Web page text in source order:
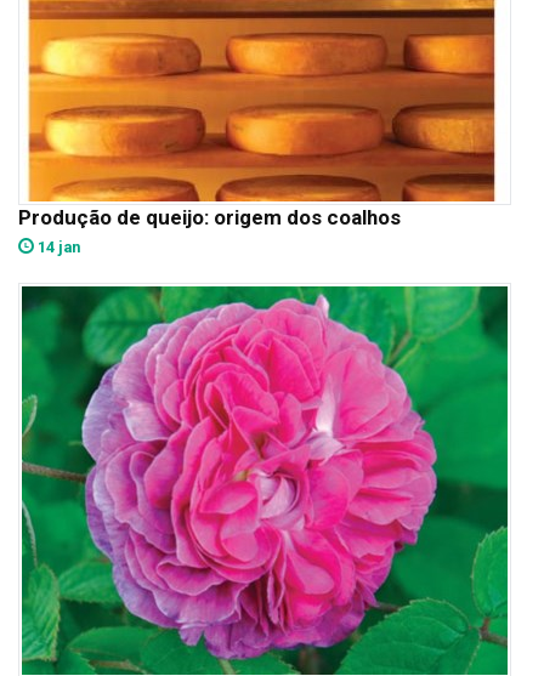
Produção de queijo: origem dos coalhos
14 jan